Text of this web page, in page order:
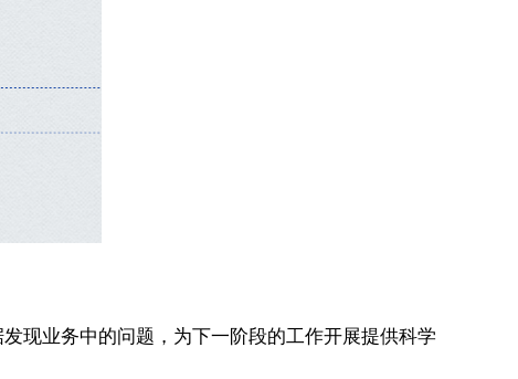
现业务中的问题，为下一阶段的工作开展提供科学